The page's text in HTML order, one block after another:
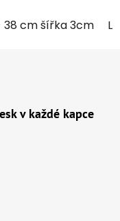
cm šířka 3cm
38 cm šířka 3cm L
v každé kapce